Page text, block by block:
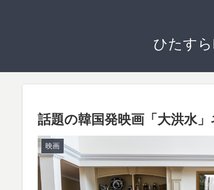
ひたす
話題の韓国発映画「大洪水
映画